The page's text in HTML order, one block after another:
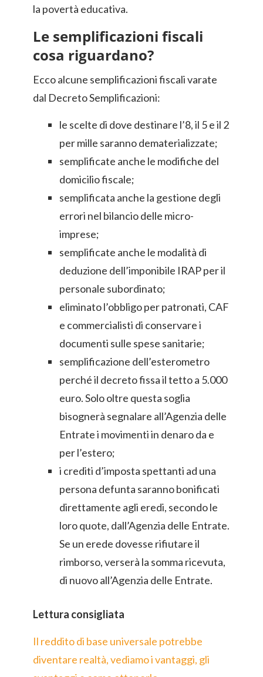
la povertà educativa.
Le semplificazioni fiscali
cosa riguardano?
Ecco alcune semplificazioni fiscali varate
dal Decreto Semplificazioni:
le scelte di dove destinare l’8, il 5 e il 2
per mille saranno dematerializzate;
semplificate anche le modifiche del
domicilio fiscale;
semplificata anche la gestione degli
errori nel bilancio delle micro-
imprese;
semplificate anche le modalità di
deduzione dell’imponibile IRAP per il
personale subordinato;
eliminato l’obbligo per patronati, CAF
e commercialisti di conservare i
documenti sulle spese sanitarie;
semplificazione dell’esterometro
perché il decreto fissa il tetto a 5.000
euro. Solo oltre questa soglia
bisognerà segnalare all’Agenzia delle
Entrate i movimenti in denaro da e
per l’estero;
i crediti d’imposta spettanti ad una
persona defunta saranno bonificati
direttamente agli eredi, secondo le
loro quote, dall’Agenzia delle Entrate.
Se un erede dovesse rifiutare il
rimborso, verserà la somma ricevuta,
di nuovo all’Agenzia delle Entrate.
Lettura consigliata
Il reddito di base universale potrebbe
diventare realtà, vediamo i vantaggi, gli